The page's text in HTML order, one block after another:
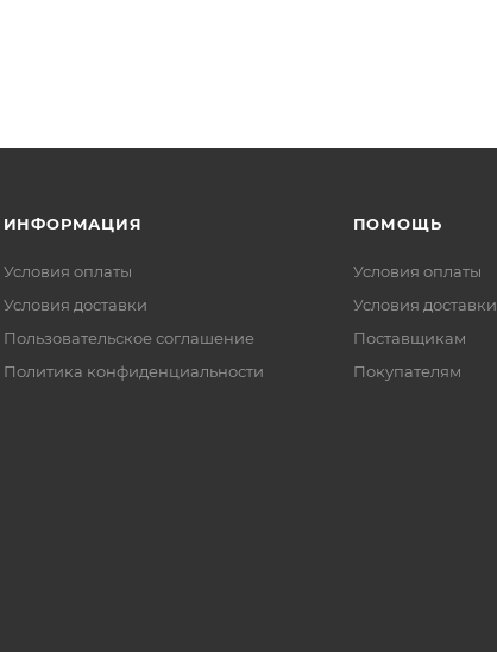
ИНФОРМАЦИЯ
Условия оплаты
Условия доставки
Пользовательское соглашение
Политика конфиденциальности
ПОМОЩЬ
Условия оплаты
Условия доставки
Поставщикам
Покупателям